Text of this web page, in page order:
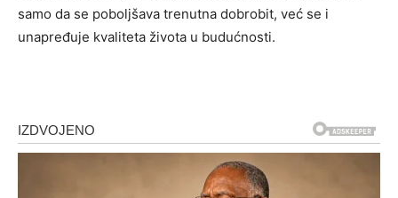
samo da se poboljšava trenutna dobrobit, već se i
unapređuje kvaliteta života u budućnosti.